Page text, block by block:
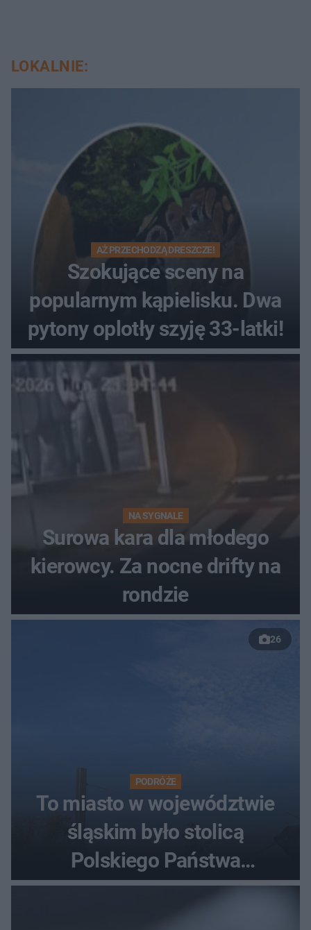
LOKALNIE:
AŻ PRZECHODZĄ DRESZCZE!
Szokujące sceny na
popularnym kąpielisku. Dwa
pytony oplotły szyję 33-latki!
NA SYGNALE
Surowa kara dla młodego
kierowcy. Za nocne drifty na
rondzie
26
PODRÓŻE
To miasto w województwie
śląskim było stolicą
Polskiego Państwa
Podziemnego. Dziś zna je
każdy pielgrzym